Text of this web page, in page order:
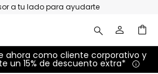
a tu lado para ayudarte
ahora como cliente corporativo y
un 15% de descuento extra*